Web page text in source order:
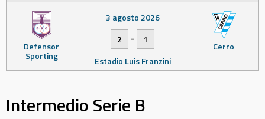
Defensor
Sporting
Cerro
3 agosto 2026
2
-
1
Estadio Luis Franzini
Intermedio Serie B